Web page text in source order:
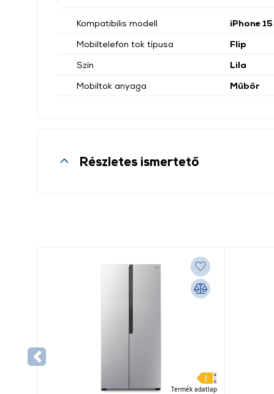
Kompatibilis modell
iPhone 15
Mobiltelefon tok típusa
Flip
Szín
Lila
Mobiltok anyaga
Műbőr
Részletes ismertető
Termék adatlap